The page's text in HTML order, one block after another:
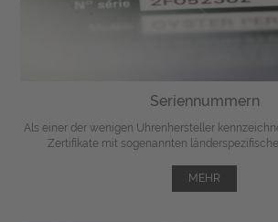
Seriennummern
Als einer der wenigen Uhrenhersteller
Zertifikate mit sogenannten länderspezifischen
MEHR